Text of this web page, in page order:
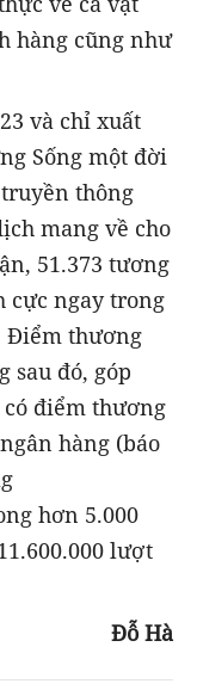
hàng cũng như
và chỉ xuất
Sống một đời
thông
mang về cho
51.373 tương
cực ngay trong
Điểm thương
sau đó, góp
điểm thương
hàng (báo
hơn 5.000
lượt
Đỗ Hà